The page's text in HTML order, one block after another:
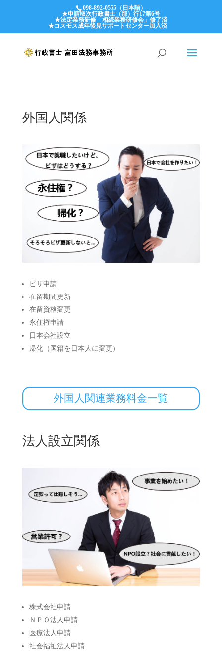
098-892-0555（日本語）
★申請取次行政書士（那）行17第6号
★法定業務研修「相続業務研修会」修了済
★コスモス成年後見サポートセンター加入済
外国人関係
ビザ申請
在留期間更新
在留資格変更
永住権申請
日本会社設立
帰化（国籍を日本人に変更）
外国人関連業務料金一覧
法人設立関係
株式会社申請
ＮＰＯ法人申請
医療法人申請
社会福祉法人申請